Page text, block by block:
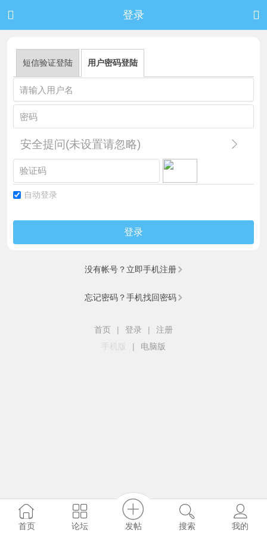
 登录 
短信验证登陆 用户密码登陆
安全提问(未设置请忽略)
自动登录
登录
没有帐号？立即手机注册
忘记密码？手机找回密码
首页 | 登录 |
注册
手机版
| 电脑版
首页 论坛 发帖 搜索 我的